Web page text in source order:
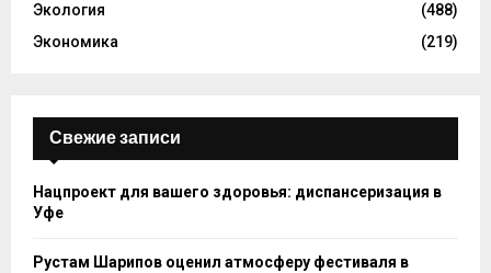
Экология
(488)
Экономика
(219)
Свежие записи
Нацпроект для вашего здоровья: диспансеризация в
Уфе
Рустам Шарипов оценил атмосферу фестиваля в